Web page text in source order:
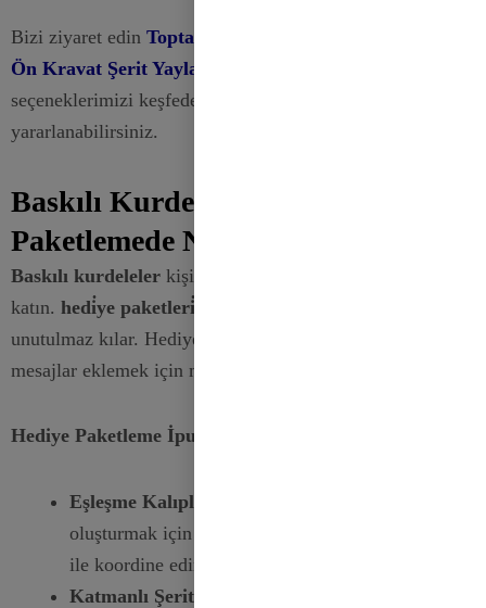
Bizi ziyaret edin Toptan Hediye Paketleme Dekoratif
Ön Kravat Şerit Yaylar
seçeneklerimizi keşfedebilir ve rekabetçi fiyatlarımızdan
yararlanabilirsiniz.
Baskılı Kurdeleler Hediye
Paketlemede Nasıl Kullanılır?
Baskılı kurdeleler kişiselleştirilmiş ve şık bir dokunuş
katın. hedi̇ye paketleri̇
unutulmaz kılar. Hediyelerinize desenler, logolar veya özel
mesajlar eklemek için mükemmeldirler.
Hediye Paketleme İpuçları:
Eşleşme Kalıpları:
oluşturmak için baskılı kurdeleleri ambalaj kağıdı
ile koordine edin.
Katmanlı Şeritler: